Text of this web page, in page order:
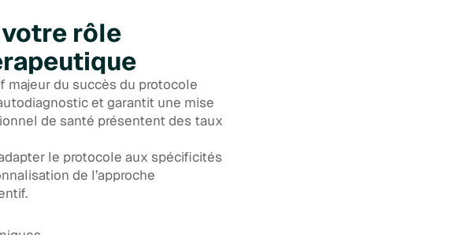
rôle
du succès du protocole
et garantit une mise
de santé présentent des taux
le protocole aux spécificités
de l’approche